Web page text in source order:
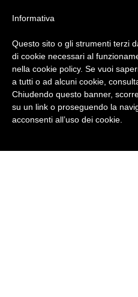
i
Informativa
Questo sito o gli strumenti terzi
di cookie necessari al
nella cookie policy. Se vuoi
a tutti o ad alcuni cookie,
Chiudendo questo banner,
su un link o proseguendo la
acconsenti all’uso dei cookie.